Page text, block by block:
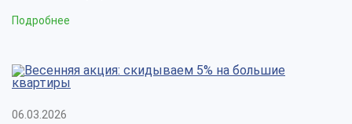
Подробнее
06.03.2026